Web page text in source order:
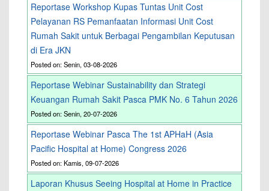
Reportase Workshop Kupas Tuntas Unit Cost
Pelayanan RS Pemanfaatan Informasi Unit Cost
Rumah Sakit untuk Berbagai Pengambilan Keputusan
di Era JKN
Posted on: Senin, 03-08-2026
Reportase Webinar Sustainability dan Strategi
Keuangan Rumah Sakit Pasca PMK No. 6 Tahun 2026
Posted on: Senin, 20-07-2026
Reportase Webinar Pasca The 1st APHaH (Asia
Pacific Hospital at Home) Congress 2026
Posted on: Kamis, 09-07-2026
Laporan Khusus Seeing Hospital at Home in Practice